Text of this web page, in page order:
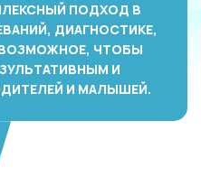
ПОДХОД В
ДИАГНОСТИКЕ,
ВОЗМОЖНОЕ, ЧТОБЫ
И
И МАЛЫШЕЙ.